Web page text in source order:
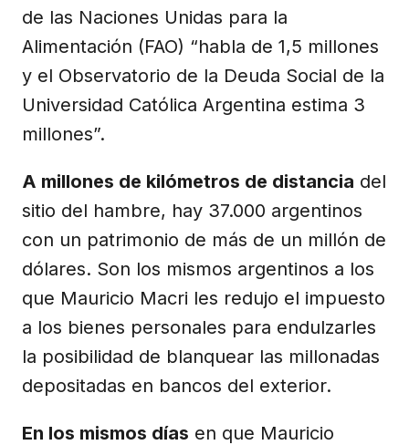
de las Naciones Unidas para la
Alimentación (FAO) “habla de 1,5 millones
y el Observatorio de la Deuda Social de la
Universidad Católica Argentina estima 3
millones”.
A millones de kilómetros de distancia del
sitio del hambre, hay 37.000 argentinos
con un patrimonio de más de un millón de
dólares. Son los mismos argentinos a los
que Mauricio Macri les redujo el impuesto
a los bienes personales para endulzarles
la posibilidad de blanquear las millonadas
depositadas en bancos del exterior.
En los mismos días en que Mauricio